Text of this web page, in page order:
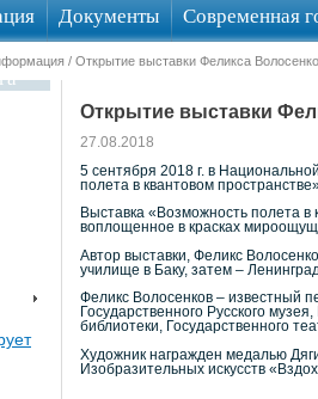
Документы Современная
/ Открытие выставки Феликса
Открытие выставки
27.08.2018
5 сентября 2018 г. в
полета в квантовом
Выставка «Возможность полета в
воплощенное в красках
Автор выставки, Феликс
училище в Баку, затем –
Феликс Волосенков – известный
Государственного Русского
библиотеки, Государственного
Художник награжден медалью
Изобразительных искусств